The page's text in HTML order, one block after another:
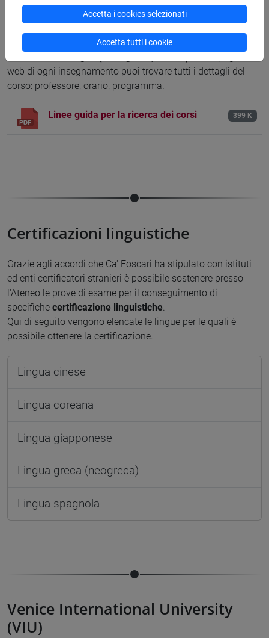
Insegnamenti in inglese
Ca' Foscari offre moltiinsegnamenti in inglese
web di ogni insegnamento puoi trovare tutti i dettagli del
corso: professore, orario, programma.
Linee guida per la ricerca dei corsi 399 K
Certificazioni linguistiche
Grazie agli accordi che Ca' Foscari ha stipulato con istituti
ed enti certificatori stranieri è possibile sostenere presso
l'Ateneo le prove di esame per il conseguimento di
specifiche certificazione linguistiche.
Qui di seguito vengono elencate le lingue per le quali è
possibile ottenere la certificazione.
Lingua cinese
Lingua coreana
Lingua giapponese
Lingua greca (neogreca)
Lingua spagnola
Venice International University
(VIU)
Accetta i cookies selezionati
Accetta tutti i cookie